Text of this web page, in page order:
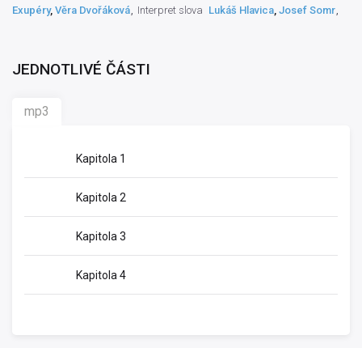
Exupéry, Věra Dvořáková Interpret slova Lukáš Hlavica, Josef Somr
JEDNOTLIVÉ ČÁSTI
mp3
Kapitola 1
Kapitola 2
Kapitola 3
Kapitola 4